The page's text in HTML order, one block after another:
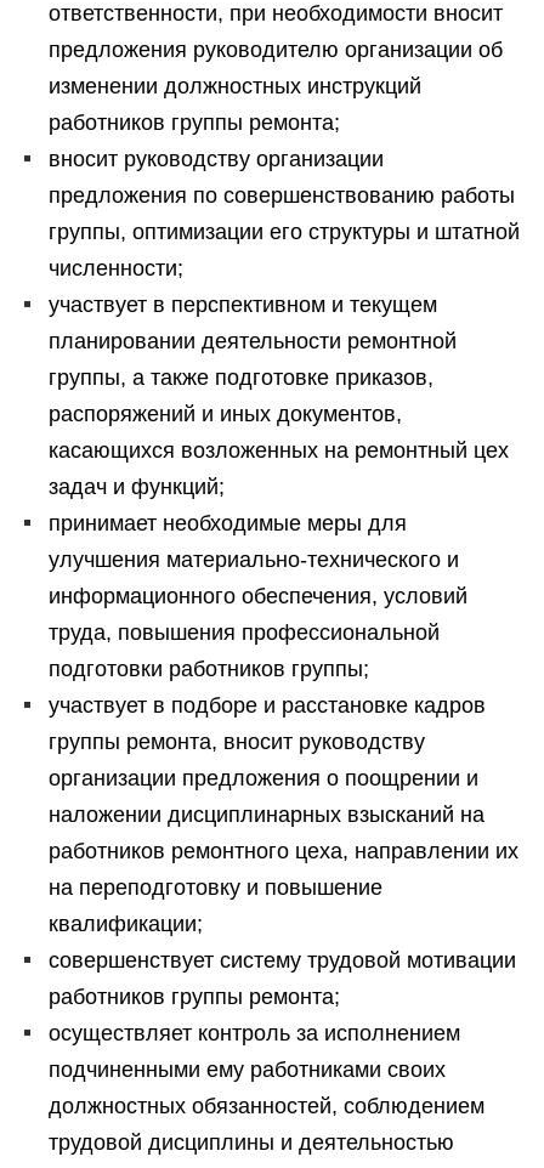
ответственности, при необходимости вносит
предложения руководителю организации об
изменении должностных инструкций
работников группы ремонта;
вносит руководству организации
предложения по совершенствованию работы
группы, оптимизации его структуры и штатной
численности;
участвует в перспективном и текущем
планировании деятельности ремонтной
группы, а также подготовке приказов,
распоряжений и иных документов,
касающихся возложенных на ремонтный цех
задач и функций;
принимает необходимые меры для
улучшения материально-технического и
информационного обеспечения, условий
труда, повышения профессиональной
подготовки работников группы;
участвует в подборе и расстановке кадров
группы ремонта, вносит руководству
организации предложения о поощрении и
наложении дисциплинарных взысканий на
работников ремонтного цеха, направлении их
на переподготовку и повышение
квалификации;
совершенствует систему трудовой мотивации
работников группы ремонта;
осуществляет контроль за исполнением
подчиненными ему работниками своих
должностных обязанностей, соблюдением
трудовой дисциплины и деятельностью